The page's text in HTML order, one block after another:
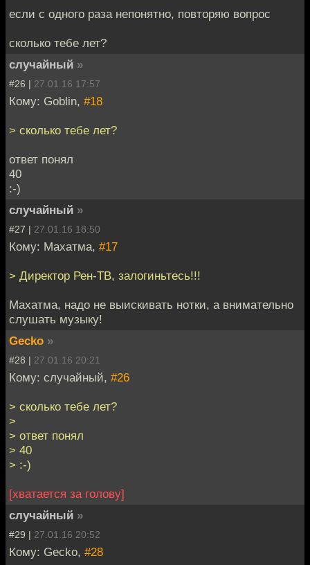
если с одного раза непонятно, повторяю вопрос
сколько тебе лет?
случайный »
#26 | 27.01.16 17:57
Кому: Goblin, #18
> сколько тебе лет?
ответ понял
40
:-)
случайный »
#27 | 27.01.16 18:50
Кому: Махатма, #17
> Директор Рен-ТВ, залогиньтесь!!!
Махатма, надо не выискивать нотки, а внимательно
слушать музыку!
Gecko »
#28 | 27.01.16 20:21
Кому: случайный, #26
> сколько тебе лет?
>
> ответ понял
> 40
> :-)
[хватается за голову]
случайный »
#29 | 27.01.16 20:52
Кому: Gecko, #28